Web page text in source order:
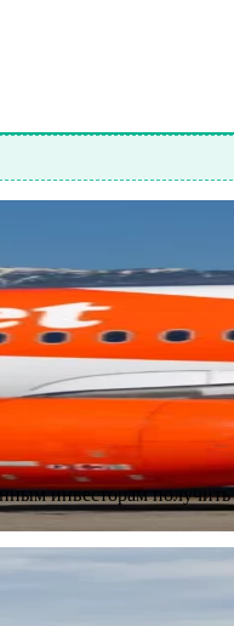
инвесторам